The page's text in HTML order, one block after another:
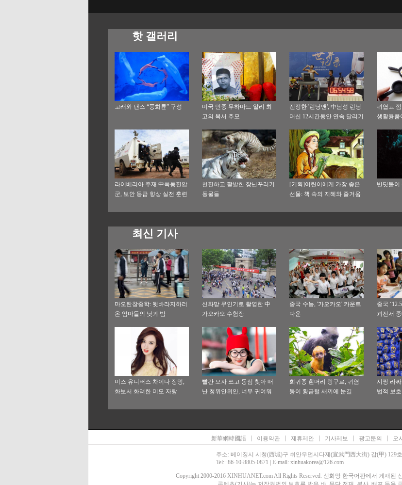
핫 갤러리
고래와 댄스 “풍화륜” 구성
미국 민중 무하마드 알리 최
고의 복서 추모
진정한 '런닝맨', 中남성 런닝
머신 12시간동안 연속 달리기
귀엽고
생활용품
라이베리아 주재 中폭동진압
군, 보안 등급 향상 실전 훈련
천진하고 활발한 장난꾸러기
동물들
[기획]어린이에게 가장 좋은
선물: 책 속의 지혜와 즐거움
반딧불이
최신 기사
마오탄창중학: 뒷바라지하러
온 엄마들의 낮과 밤
신화망 무인기로 촬영한 中
가오카오 수험장
중국 수능, '가오카오' 카운트
다운
중국
과전서
미스 유니버스 차이나 장멍,
화보서 화려한 미모 자랑
빨간 모자 쓰고 동심 찾아 떠
난 청위안위안, 너무 귀여워
희귀종 흰머리 랑구르, 귀염
둥이 황금털 새끼에 눈길
시짱 라
법적 보
新華網韓國語 | 이용약관 | 제휴제안 | 기사제보 | 광고문의 | 오
주소: 베이징시 시청(西城)구 쉬안우먼시다제(宣武門西大街) 갑(甲) 129호
Tel:+86-10-8805-0871 | E-mail: xinhuakorea@126.com
Copyright 2000-2016 XINHUANET.com All Rights Reserved. 신화망 한국어판에서 게재된